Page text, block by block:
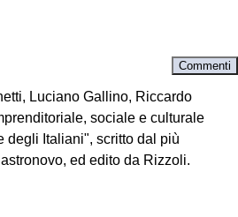
Commenti
Luciano Gallino, Riccardo
sociale e culturale
degli Italiani", scritto dal più
ed edito da Rizzoli.